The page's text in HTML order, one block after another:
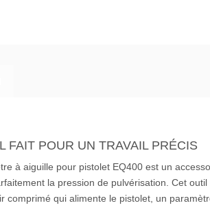
FAIT POUR UN TRAVAIL PRÉCIS
à aiguille pour pistolet EQ400 est un
la pression de pulvérisation. Cet
comprimé qui alimente le pistolet, un